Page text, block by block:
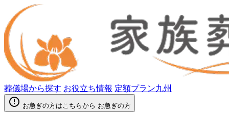
葬儀場から探す お役立ち情報 定額プラン九州
error_outline お急ぎの方はこちらから お急ぎの方